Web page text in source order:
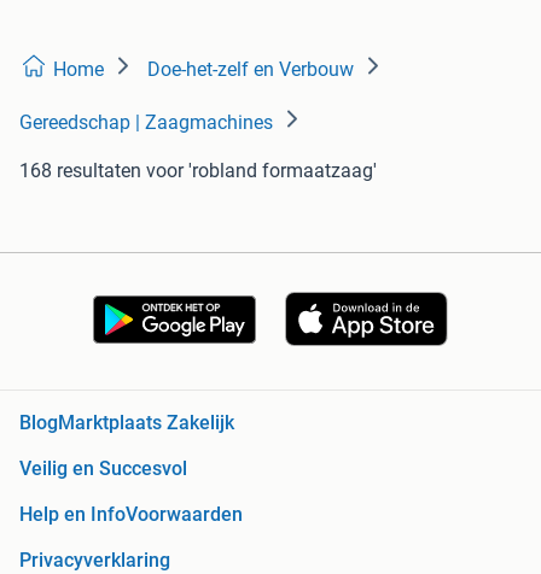
Home Doe-het-zelf en Verbouw
Gereedschap | Zaagmachines
168 resultaten voor 'robland formaatzaag'
BlogMarktplaats Zakelijk
Veilig en Succesvol
Help en InfoVoorwaarden
Privacyverklaring